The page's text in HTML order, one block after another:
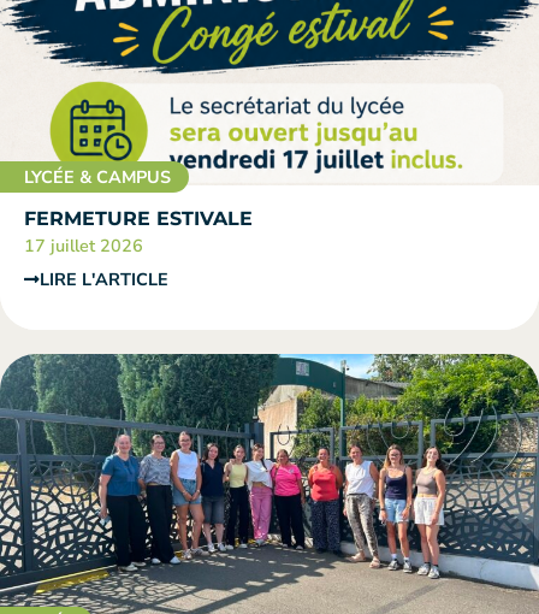
LYCÉE & CAMPUS
FERMETURE ESTIVALE
17 juillet 2026
LIRE L'ARTICLE